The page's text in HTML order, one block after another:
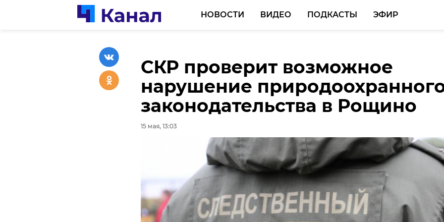
НОВОСТИ ВИДЕО ПОДКАСТЫ ЭФИР
СКР проверит возможное
нарушение
законодательства в Рощино
15 мая, 13:03
В Ленобласти енотовидные
собаки готовятся стать
родителями
15 мая, 12:23
Ленобласть примет Кубок
России национального класса
яхт MX700
15 мая, 11:56